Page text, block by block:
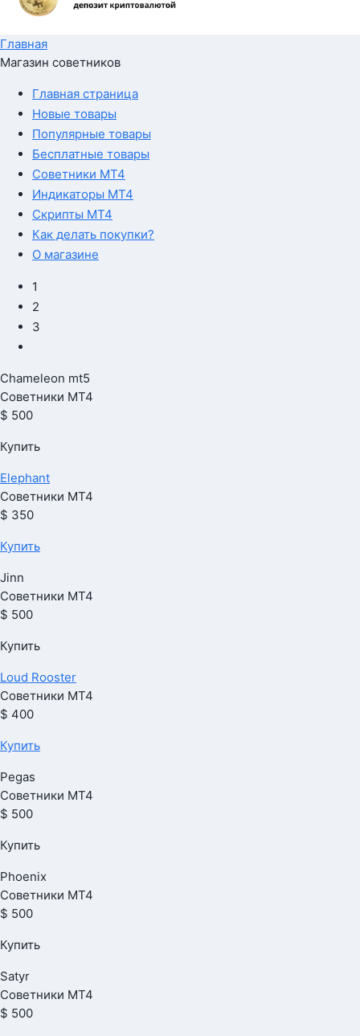
Главная
Магазин советников
Главная страница
Новые товары
Популярные товары
Бесплатные товары
Советники MT4
Индикаторы MT4
Скрипты MT4
Как делать покупки?
О магазине
1
2
3
Chameleon mt5
Советники МТ4
$ 500
Купить
Elephant
Советники МТ4
$ 350
Купить
Jinn
Советники МТ4
$ 500
Купить
Loud Rooster
Советники МТ4
$ 400
Купить
Pegas
Советники МТ4
$ 500
Купить
Phoenix
Советники МТ4
$ 500
Купить
Satyr
Советники МТ4
$ 500